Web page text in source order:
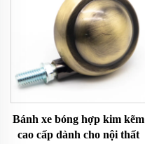
Bánh xe bóng hợp kim kẽm
cao cấp dành cho nội thất